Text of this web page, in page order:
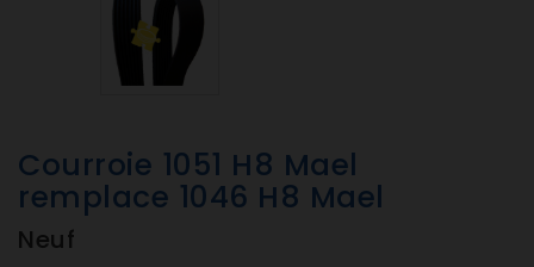
Courroie 1051 H8 Mael
remplace 1046 H8 Mael
Neuf